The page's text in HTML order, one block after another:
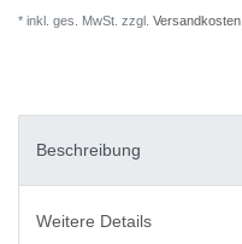
* inkl. ges. MwSt. zzgl. Versandkosten
Beschreibung
Weitere Details